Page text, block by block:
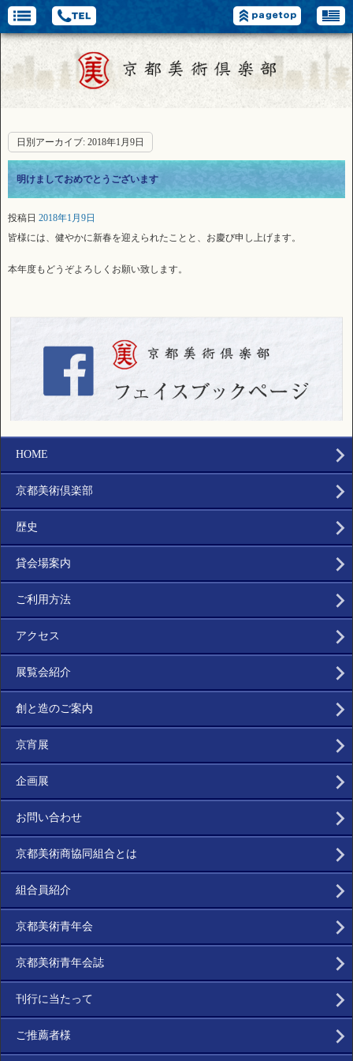
日別アーカイブ: 2018年1月9日
明けましておめでとうございます
投稿日 2018年1月9日
皆様には、健やかに新春を迎えられたことと、お慶び申し上げます。
本年度もどうぞよろしくお願い致します。
HOME
京都美術倶楽部
歴史
貸会場案内
ご利用方法
アクセス
展覧会紹介
創と造のご案内
京宵展
企画展
お問い合わせ
京都美術商協同組合とは
組合員紹介
京都美術青年会
京都美術青年会誌
刊行に当たって
ご推薦者様